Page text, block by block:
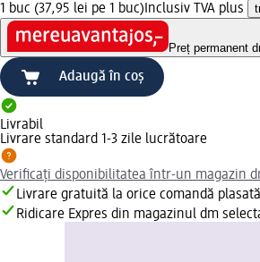
1 buc (37,95 lei pe 1 buc) Inclusiv TVA plus
Preț permanent
Adaugă în coș
Livrabil
Livrare standard 1-3 zile lucrătoare
Verificați disponibilitatea într-un magazin
Livrare gratuită la orice comandă
Ridicare Expres din magazinul dm